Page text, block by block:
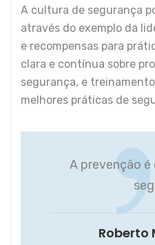
A cultura de segurança
através do exemplo da
e recompensas para
clara e contínua sobre
segurança, e
melhores práticas de
A prevenção
Roberto